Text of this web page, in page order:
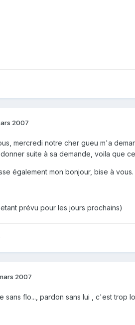
2007
mercredi notre cher gueu m'a
suite à sa demande, voila que
également mon bonjour, bise à vous.
prévu pour les jours prochains)
2007
sans flo..., pardon sans lui , c'est trop